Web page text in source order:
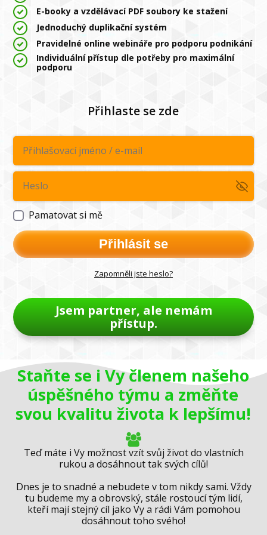
E-booky a vzdělávací PDF soubory ke stažení
Jednoduchý duplikační systém
Pravidelné online webináře pro podporu podnikání
Individuální přístup dle potřeby pro maximální
podporu
Přihlaste se zde
Pamatovat si mě
Přihlásit se
Zapomněli jste heslo?
Jsem partner, ale nemám
přístup.
Staňte se i Vy členem našeho
úspěšného týmu a změňte
svou kvalitu života k lepšímu!
Teď máte i Vy možnost vzít svůj život do vlastních
rukou a dosáhnout tak svých cílů!
Dnes je to snadné a nebudete v tom nikdy sami. Vždy
tu budeme my a obrovský, stále rostoucí tým lidí,
kteří mají stejný cíl jako Vy a rádi Vám pomohou
dosáhnout toho svého!